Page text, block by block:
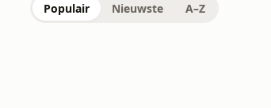
Populair Nieuwste A–Z